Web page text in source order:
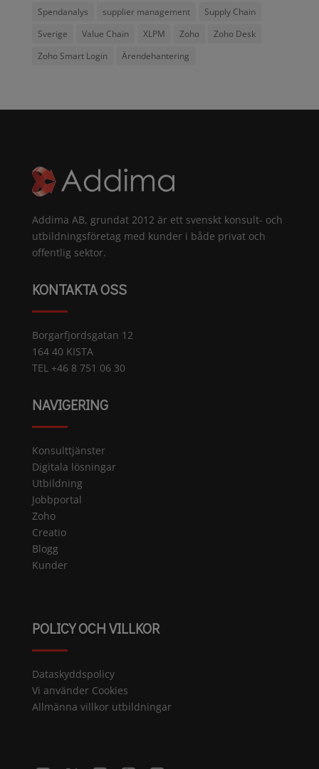
Spendanalys
supplier management
Supply Chain
Sverige
Value Chain XLPM Zoho
Zoho Desk
Zoho Smart Login
Ärendehantering
Addima AB, grundat 2012 är ett svenskt konsult- och
utbildningsföretag med kunder i både privat och
offentlig sektor.
KONTAKTA OSS
Borgarfjordsgatan 12
164 40 KISTA
TEL +46 8 751 06 30
NAVIGERING
Konsulttjänster
Digitala lösningar
Utbildning
Jobbportal
Zoho
Creatio
Blogg
Kunder
POLICY OCH VILLKOR
Dataskyddspolicy
Vi använder Cookies
Allmänna villkor utbildningar